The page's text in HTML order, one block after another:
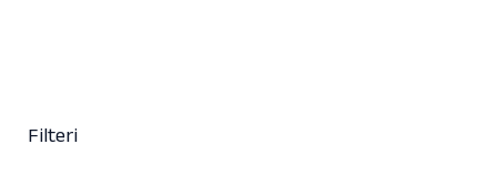
Filteri